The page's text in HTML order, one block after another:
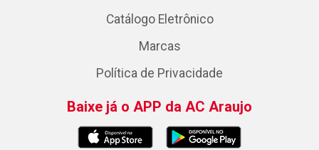
Catálogo Eletrônico
Marcas
Política de Privacidade
Baixe já o APP da AC Araujo